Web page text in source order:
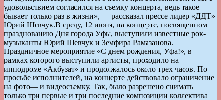
удовольствием согласился на съемку концерта, ведь такое
бывает только раз в жизни», — рассказал прессе лидер «ДДТ»
Юрий Шевчук.В среду, 12 июня, на концерте, посвященном
празднованию Дня города Уфы, выступили известные рок-
музыканты Юрий Шевчук и Земфира Рамазанова.
Праздничное мероприятие «С днем рождения, Уфа!», в
рамках которого выступили артисты, проходило на
ипподроме «Акбузат» и продолжалось около трех часов. По
просьбе исполнителей, на концерте действовало ограничение
на фото— и видеосъемку. Так, было разрешено снимать
только три первые и три последние композиции коллектива